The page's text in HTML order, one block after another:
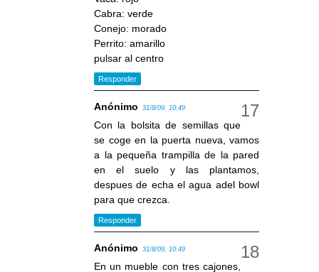
Cabra: verde
Conejo: morado
Perrito: amarillo
pulsar al centro
Responder
Anónimo 31/8/09, 10:49
Con la bolsita de semillas que
se coge en la puerta nueva, vamos
a la pequeña trampilla de la pared
en el suelo y las plantamos,
despues de echa el agua adel bowl
para que crezca.
Responder
Anónimo 31/8/09, 10:49
En un mueble con tres cajones,